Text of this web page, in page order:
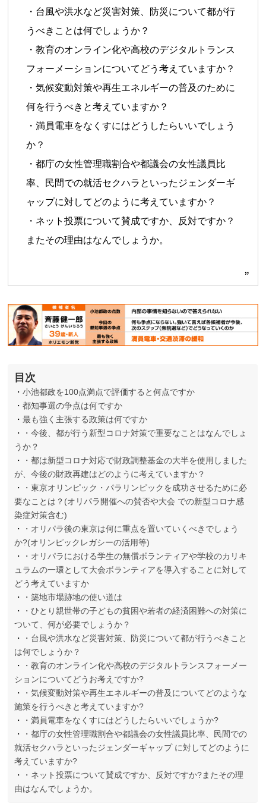
・台風や洪水など災害対策、防災について都が行
うべきことは何でしょうか？
・教育のオンライン化や高校のデジタルトランス
フォーメーションについてどう考えていますか？
・気候変動対策や再生エネルギーの普及のために
何を行うべきと考えていますか？
・満員電車をなくすにはどうしたらいいでしょう
か？
・都庁の女性管理職割合や都議会の女性議員比
率、民間での就活セクハラといったジェンダーギ
ャップに対してどのように考えていますか？
・ネット投票について賛成ですか、反対ですか？
またその理由はなんでしょうか。
目次
小池都政を100点満点で評価すると何点ですか
都知事選の争点は何ですか
最も強く主張する政策は何ですか
・今後、都が行う新型コロナ対策で重要なことはなんでしょ
うか？
・都は新型コロナ対応で財政調整基金の大半を使用しました
が、今後の財政再建はどのように考えていますか？
・東京オリンピック・パラリンピックを成功させるために必
要なことは？(オリパラ開催への賛否や大会 での新型コロナ感
染症対策含む)
・オリパラ後の東京は何に重点を置いていくべきでしょう
か?(オリンピックレガシーの活用等)
・オリパラにおける学生の無償ボランティアや学校のカリキ
ュラムの一環として大会ボランティアを導入することに対して
どう考えていますか
・築地市場跡地の使い道は
・ひとり親世帯の子どもの貧困や若者の経済困難への対策に
ついて、何が必要でしょうか？
・台風や洪水など災害対策、防災について都が行うべきこと
は何でしょうか？
・教育のオンライン化や高校のデジタルトランスフォーメー
ションについてどうお考えですか?
・気候変動対策や再生エネルギーの普及についてどのような
施策を行うべきと考えていますか?
・満員電車をなくすにはどうしたらいいでしょうか?
・都庁の女性管理職割合や都議会の女性議員比率、民間での
就活セクハラといったジェンダーギャップ に対してどのように
考えていますか?
・ネット投票について賛成ですか、反対ですか?またその理
由はなんでしょうか。